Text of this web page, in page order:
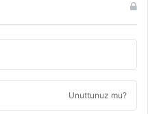
Unuttunuz mu?